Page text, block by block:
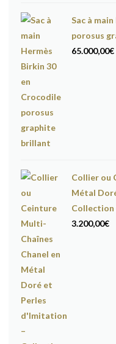
Sac à
porosus
65.000,00€
Collier ou
Métal
Collection
3.200,00€